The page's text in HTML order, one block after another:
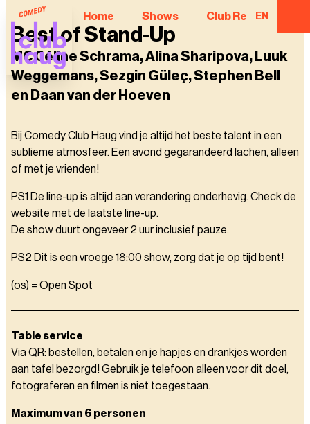
Home Shows Club Regulars
EN
Best of Stand-Up
MC Céline Schrama, Alina Sharipova, Luuk
Weggemans, Sezgin Güleç, Stephen Bell
en Daan van der Hoeven
Bij Comedy Club Haug vind je altijd het beste talent in een
sublieme atmosfeer. Een avond gegarandeerd lachen, alleen
of met je vrienden!
PS1 De line-up is altijd aan verandering onderhevig. Check de
website met de laatste line-up.
De show duurt ongeveer 2 uur inclusief pauze.
PS2 Dit is een vroege 18:00 show, zorg dat je op tijd bent!
(os) = Open Spot
Table service
Via QR: bestellen, betalen en je hapjes en drankjes worden
aan tafel bezorgd! Gebruik je telefoon alleen voor dit doel,
fotograferen en filmen is niet toegestaan.
Maximum van 6 personen